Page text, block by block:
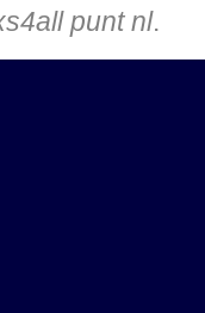
punt nl.